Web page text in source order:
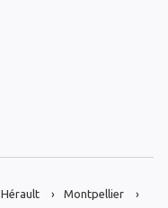
Hérault
Montpellier